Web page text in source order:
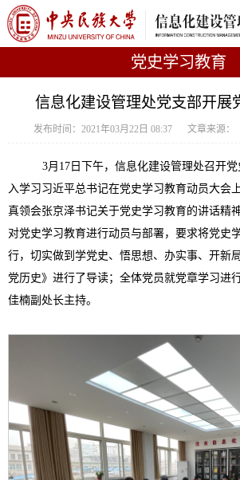
党史学习教育
信息化建设管理处党支部开展
发布时间：2021年03月22日 08:37 文章来源：
3月 17 日下午，信息化建设管理处召开
入学习习近平总书记在党史学习教育动员大会
真领会张京泽书记关于党史学习教育的讲话精
对党史学习教育进行动员与部署，要求将党史
行，切实做到学党史、悟思想、办实事、开新
党历史》进行了导读；全体党员就党章学习进
佳楠副处长主持。